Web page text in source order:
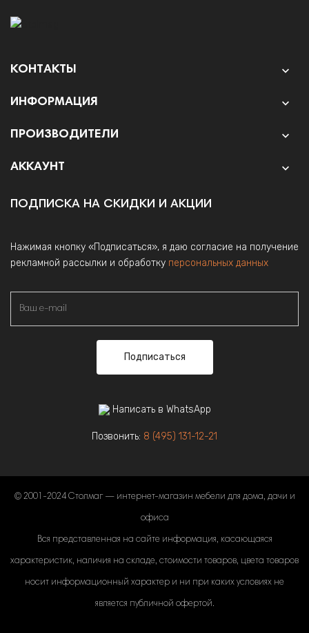
КОНТАКТЫ 
ИНФОРМАЦИЯ 
ПРОИЗВОДИТЕЛИ 
АККАУНТ 
ПОДПИСКА НА СКИДКИ И АКЦИИ
Нажимая кнопку «Подписаться», я даю согласие на получение
рекламной рассылки и обработку персональных данных
Подписаться
Написать в WhatsApp
Позвонить: 8 (495) 131-12-21
© 2001-2024 Столмаг — интернет-магазин мебели для дома, дачи и
офиса
Вся представленная на сайте информация, касающаяся
характеристик, наличия на складе, стоимости товаров, цвета товаров
носит информационный характер и ни при каких условиях не
является публичной офертой.